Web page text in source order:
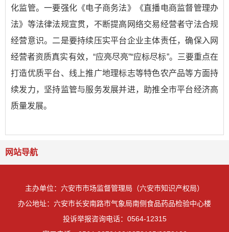
化监管。一要强化《电子商务法》《直播电商监督管理办
法》等法律法规宣贯，不断提高网络交易经营者守法合规
经营意识。二是要持续压实平台企业主体责任，确保入网
经营者资质真实有效，“应亮尽亮”“应标尽标”。三要重点在
打造优质平台、线上推广地理标志等特色农产品等方面持
续发力，坚持监管与服务发展并进，助推全市平台经济高
质量发展。
网站导航
主办单位：六安市市场监督管理局（六安市知识产权局）
办公地址：六安市长安南路市气象局南侧食品药品检验中心楼
投诉举报咨询电话：0564-12315